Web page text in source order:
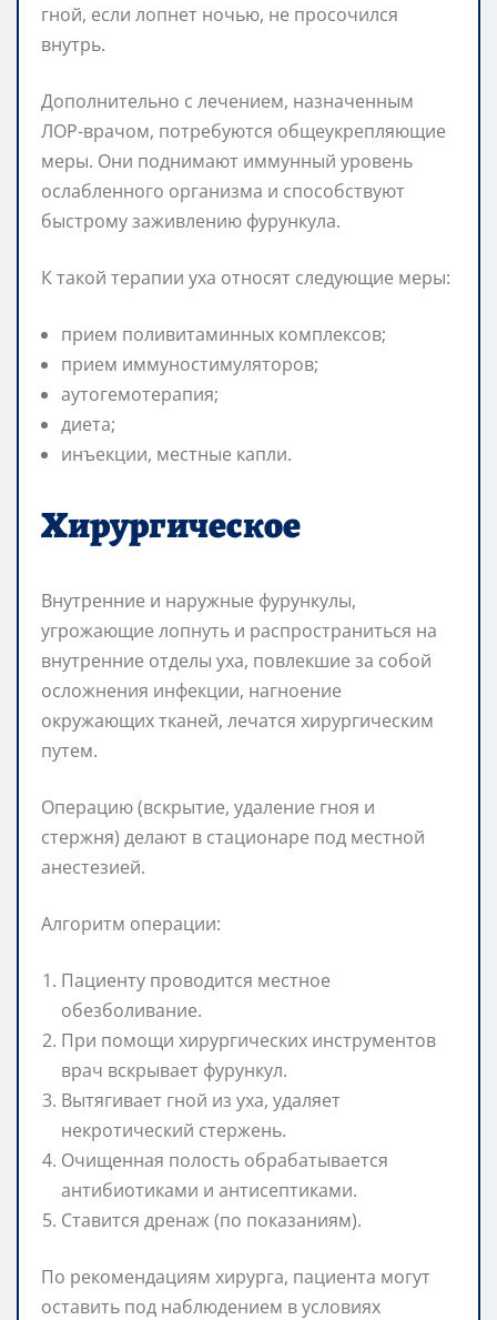
гной, если лопнет ночью, не просочился
внутрь.
Дополнительно с лечением, назначенным
ЛОР-врачом, потребуются общеукрепляющие
меры. Они поднимают иммунный уровень
ослабленного организма и способствуют
быстрому заживлению фурункула.
К такой терапии уха относят следующие меры:
прием поливитаминных комплексов;
прием иммуностимуляторов;
аутогемотерапия;
диета;
инъекции, местные капли.
Хирургическое
Внутренние и наружные фурункулы,
угрожающие лопнуть и распространиться на
внутренние отделы уха, повлекшие за собой
осложнения инфекции, нагноение
окружающих тканей, лечатся хирургическим
путем.
Операцию (вскрытие, удаление гноя и
стержня) делают в стационаре под местной
анестезией.
Алгоритм операции:
Пациенту проводится местное
обезболивание.
При помощи хирургических инструментов
врач вскрывает фурункул.
Вытягивает гной из уха, удаляет
некротический стержень.
Очищенная полость обрабатывается
антибиотиками и антисептиками.
Ставится дренаж (по показаниям).
По рекомендациям хирурга, пациента могут
оставить под наблюдением в условиях